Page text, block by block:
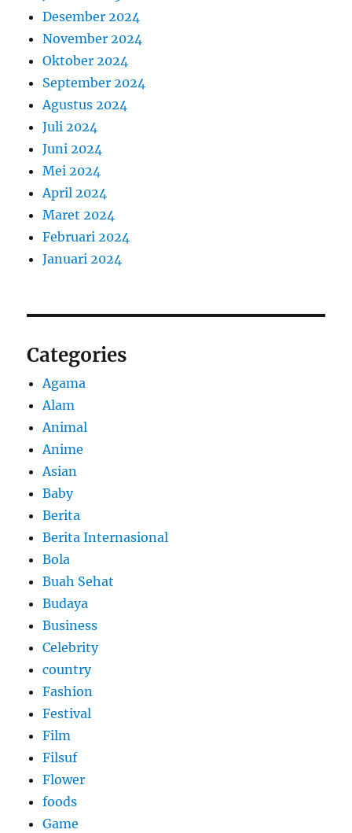
Desember 2024
November 2024
Oktober 2024
September 2024
Agustus 2024
Juli 2024
Juni 2024
Mei 2024
April 2024
Maret 2024
Februari 2024
Januari 2024
Categories
Agama
Alam
Animal
Anime
Asian
Baby
Berita
Berita Internasional
Bola
Buah Sehat
Budaya
Business
Celebrity
country
Fashion
Festival
Film
Filsuf
Flower
foods
Game